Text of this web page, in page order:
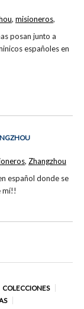
posan junto a
españoles en
, misioneros,
español donde se
mí!!
, Zhangzhou
COLECCIONES